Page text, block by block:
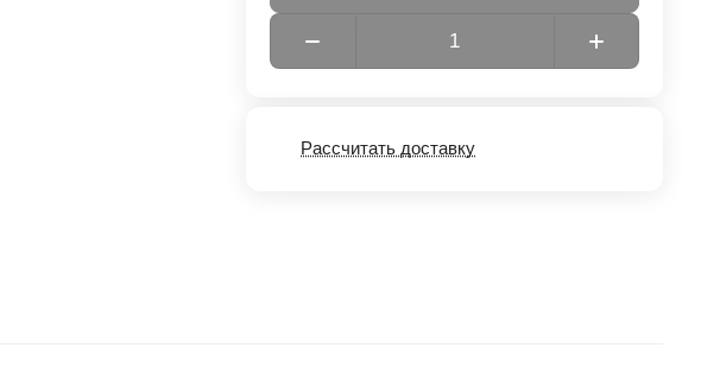
Рассчитать доставку